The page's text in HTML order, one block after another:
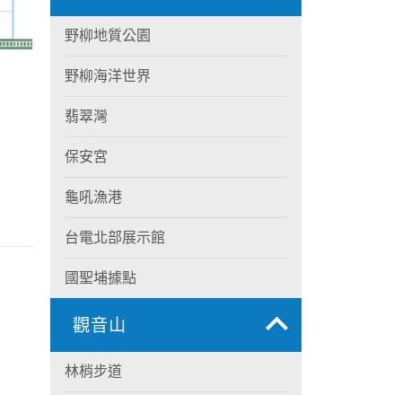
野柳地質公園
野柳海洋世界
翡翠灣
保安宮
龜吼漁港
台電北部展示館
國聖埔據點
觀音山
林梢步道